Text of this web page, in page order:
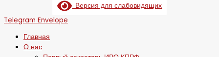
Версия для слабовидящих
Telegram Envelope
Главная
О нас